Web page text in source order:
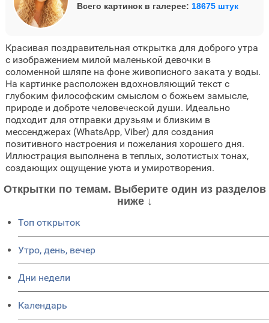
Всего картинок в галерее: 18675 штук
Красивая поздравительная открытка для доброго утра
с изображением милой маленькой девочки в
соломенной шляпе на фоне живописного заката у воды.
На картинке расположен вдохновляющий текст с
глубоким философским смыслом о божьем замысле,
природе и доброте человеческой души. Идеально
подходит для отправки друзьям и близким в
мессенджерах (WhatsApp, Viber) для создания
позитивного настроения и пожелания хорошего дня.
Иллюстрация выполнена в теплых, золотистых тонах,
создающих ощущение уюта и умиротворения.
Открытки по темам. Выберите один из разделов
ниже ↓
Топ открыток
Утро, день, вечер
Дни недели
Календарь